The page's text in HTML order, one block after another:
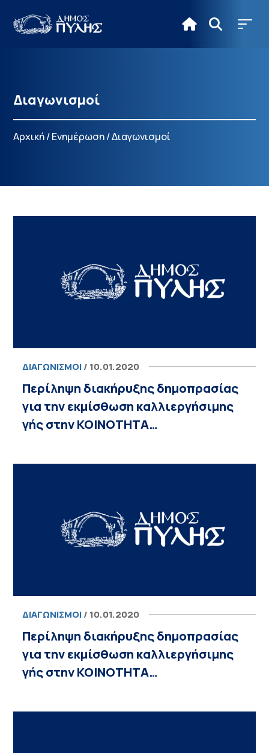
Διαγωνισμοί
Αρχική/Ενημέρωση/Διαγωνισμοί
ΔΙΑΓΩΝΙΣΜΟΊ/ 10.01.2020
Περίληψη διακήρυξης δημοπρασίας
για την εκμίσθωση καλλιεργήσιμης
γής στην ΚΟΙΝΟΤΗΤΑ…
ΔΙΑΓΩΝΙΣΜΟΊ/ 10.01.2020
Περίληψη διακήρυξης δημοπρασίας
για την εκμίσθωση καλλιεργήσιμης
γής στην ΚΟΙΝΟΤΗΤΑ…